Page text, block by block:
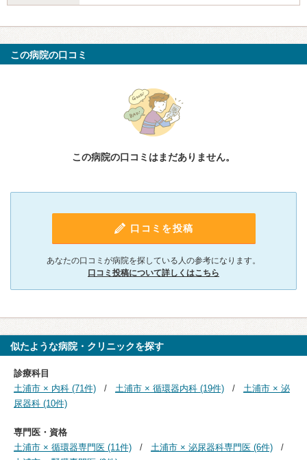
この病院の口コミ
この病院の口コミはまだありません。
口コミを投稿
あなたの口コミが病院を探している人の参考になります。
口コミ投稿について詳しくはこちら
似たような病院・クリニックを探す
診療科目
土浦市 × 内科 (71件)
土浦市 × 循環器内科 (19件)
土浦市 × 泌
尿器科 (10件)
専門医・資格
土浦市 × 循環器専門医 (11件)
土浦市 × 泌尿器科専門医 (6件)